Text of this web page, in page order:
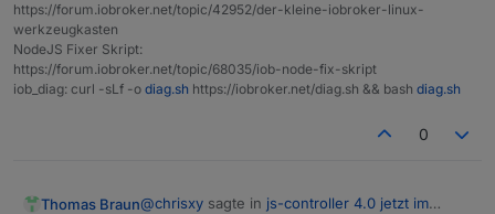
https://forum.iobroker.net/topic/42952/der-kleine-iobroker-linux-
werkzeugkasten
NodeJS Fixer Skript:
https://forum.iobroker.net/topic/68035/iob-node-fix-skript
iob_diag: curl -sLf -o diag.sh https://iobroker.net/diag.sh && bash diag.sh
0
Thomas Braun@chrisxy sagte in js-controller 4.0 jetzt im